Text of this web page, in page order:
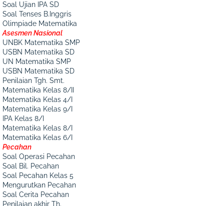
Soal Ujian IPA SD
Soal Tenses B.Inggris
Olimpiade Matematika
Asesmen Nasional
UNBK Matematika SMP
USBN Matematika SD
UN Matematika SMP
USBN Matematika SD
Penilaian Tgh. Smt.
Matematika Kelas 8/II
Matematika Kelas 4/I
Matematika Kelas 9/I
IPA Kelas 8/I
Matematika Kelas 8/I
Matematika Kelas 6/I
Pecahan
Soal Operasi Pecahan
Soal Bil. Pecahan
Soal Pecahan Kelas 5
Mengurutkan Pecahan
Soal Cerita Pecahan
Penilaian akhir Th.